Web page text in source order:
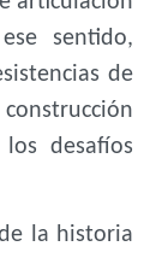
sentido,
de
desafíos
la historia